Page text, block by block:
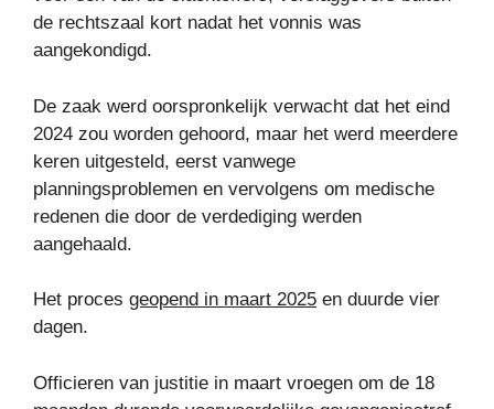
de rechtszaal kort nadat het vonnis was
aangekondigd.
De zaak werd oorspronkelijk verwacht dat het eind
2024 zou worden gehoord, maar het werd meerdere
keren uitgesteld, eerst vanwege
planningsproblemen en vervolgens om medische
redenen die door de verdediging werden
aangehaald.
Het proces geopend in maart 2025 en duurde vier
dagen.
Officieren van justitie in maart vroegen om de 18